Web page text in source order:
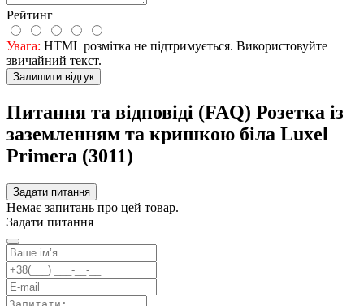
Рейтинг
Увага: HTML розмітка не підтримується. Використовуйте
звичайний текст.
Залишити відгук
Питання та відповіді (FAQ) Розетка із
заземленням та кришкою біла Luxel
Primera (3011)
Задати питання
Немає запитань про цей товар.
Задати питання